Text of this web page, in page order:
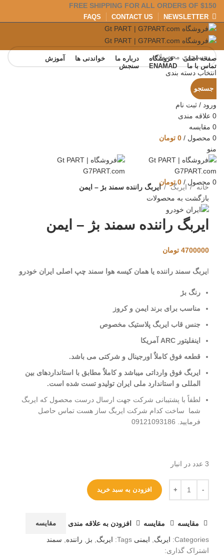
FREE SHIPPING FOR ALL ORDERS OF $150
NEWSLETTER
CONTACT US
FAQS
انتخاب دسته بندی
جستجو
ورود / ثبت نام
0 علاقه مندی
0 مقایسه
0 محصول /
0 تومان
منو
0 محصول /
0 تومان
صفحه اصلی فروشگاه درباره ما خواندنی ها
آموزش
تماس با ما
ENAMAD سنجش
مشاهده 360 درجه
0%
بزرگنمایی تصویر
خانه
ایربگ
ایربگ راننده سمند بژ – ایمن
بازگشت به محصولات
ایربگ راننده سمند بژ – ایمن
4700000 تومان
ایربگ سمند راننده یا همان کیسه هوا سمند چپ اصلی ایران خودرو
رنگ بژ
مناسب برای برند ایمن و کروز
جنس قاب ایربگ پلاستیک مخصوص
اینفلیتور ARC آمریکا
قطعه فوق کاملاٌ اورجینال و شرکتی می باشد.
ایربگ فوق وارداتی میباشد و کاملاٌ مطابق با استانداردهای بین
المللی و استاندارد ملی ایران تولیدو تست شده است.
لطفاً با پشتیبانی شرکت جهت ارسال درست محصول که ایربگ
شما ساخت کدام شرکت ایربگ ساز هست تماس حاصل
فرمایید. 09121093186
3 عدد در انبار
افزودن به سبد خرید
مقایسه مقایسه افزودن به علاقه مندی مقایسه
Categories: ایربگ ایمنی Tags: ایربگ بژ راننده
سمند
اشتراک گذاری: